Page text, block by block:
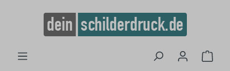
springen